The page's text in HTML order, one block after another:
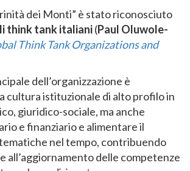
dei Monti” è stato riconosciuto
think tank italiani(Paul Oluwole-
Think Tank Organizations and
dell’organizzazione è
cultura istituzionale di alto profilo in
giuridico-sociale, ma anche
e finanziario e alimentare il
nel tempo, contribuendo
all’aggiornamento delle competenze